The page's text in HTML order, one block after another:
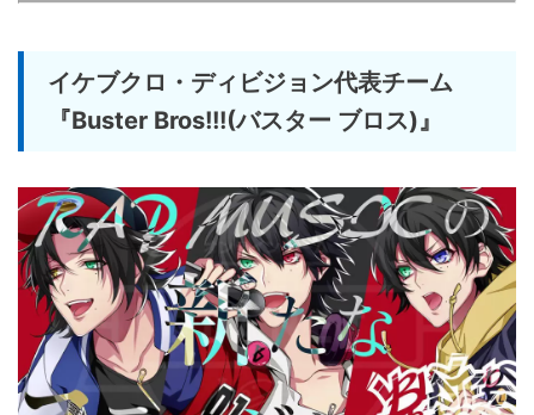
イケブクロ・ディビジョン代表チーム
『Buster Bros!!!(バスター ブロス)』